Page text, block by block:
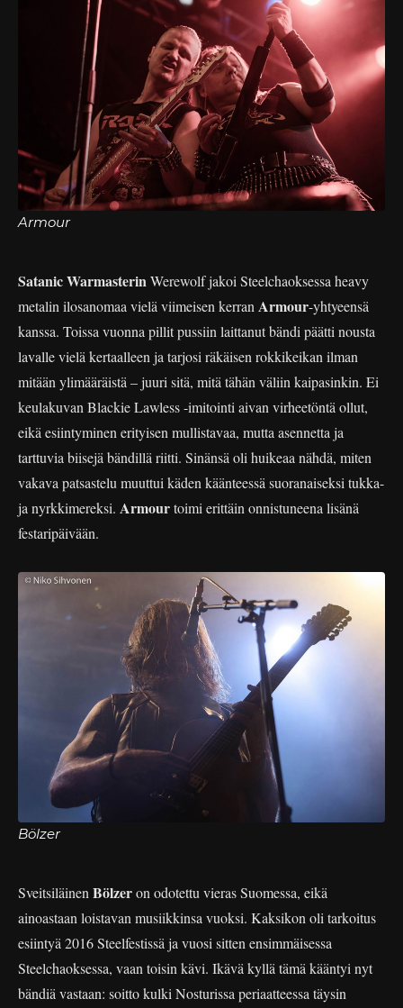
Armour
Satanic WarmasterinWerewolf jakoi Steelchaoksessa heavy
metalin ilosanomaa vielä viimeisen kerran Armour-yhtyeensä
kanssa. Toissa vuonna pillit pussiin laittanut bändi päätti nousta
lavalle vielä kertaalleen ja tarjosi räkäisen rokkikeikan ilman
mitään ylimääräistä – juuri sitä, mitä tähän väliin kaipasinkin. Ei
keulakuvan Blackie Lawless -imitointi aivan virheetöntä ollut,
eikä esiintyminen erityisen mullistavaa, mutta asennetta ja
tarttuvia biisejä bändillä riitti. Sinänsä oli huikeaa nähdä, miten
vakava patsastelu muuttui käden käänteessä suoranaiseksi tukka-
ja nyrkkimereksi. Armourtoimi erittäin onnistuneena lisänä
festaripäivään.
Bölzer
SveitsiläinenBölzeron odotettu vieras Suomessa, eikä
ainoastaan loistavan musiikkinsa vuoksi. Kaksikon oli tarkoitus
esiintyä 2016 Steelfestissä ja vuosi sitten ensimmäisessa
Steelchaoksessa, vaan toisin kävi. Ikävä kyllä tämä kääntyi nyt
bändiä vastaan: soitto kulki Nosturissa periaatteessa täysin